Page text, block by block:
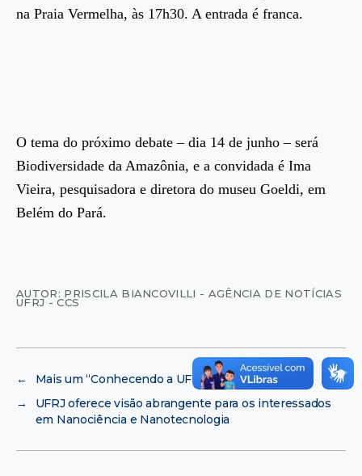
na Praia Vermelha, às 17h30. A entrada é franca.
O tema do próximo debate – dia 14 de junho – será
Biodiversidade da Amazônia, e a convidada é Ima
Vieira, pesquisadora e diretora do museu Goeldi, em
Belém do Pará.
AUTOR: PRISCILA BIANCOVILLI - AGÊNCIA DE NOTÍCIAS
UFRJ - CCS
←
Mais um “Conhecendo a UFRJ”
→
UFRJ oferece visão abrangente para os interessados
em Nanociência e Nanotecnologia